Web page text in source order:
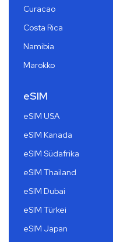
Curacao
Costa Rica
Namibia
Marokko
eSIM
eSIM USA
eSIM Kanada
eSIM Südafrika
eSIM Thailand
eSIM Dubai
eSIM Türkei
eSIM Japan